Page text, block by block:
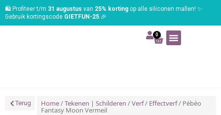
🛍️ Profiteer t/m 31 augustus van 25% korting op alle siliconen mallen! ✨
Gebruik kortingscode GIETFUN-25 🎉
0
Terug Home/Tekenen | Schilderen /Verf/ Effectverf/ Pébéo
Fantasy Moon Vermeil